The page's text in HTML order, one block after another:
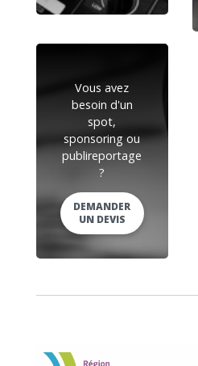
Vous avez
besoin d'un
spot,
sponsoring ou
publireportage
?
DEMANDER
UN DEVIS